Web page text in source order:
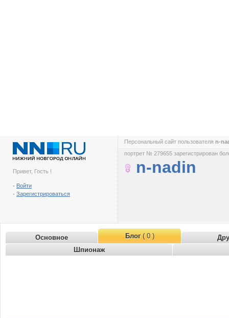
Привет, Гость !
- Войти
- Зарегистрироваться
Персональный сайт пользователя n-
портрет № 279655 зарегистрирован
n-nadin
Основное Блог( 0 )
Шпионаж